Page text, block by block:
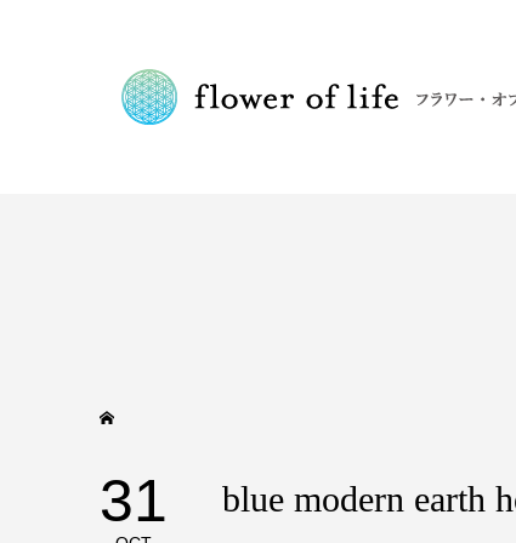
31 blue modern earth